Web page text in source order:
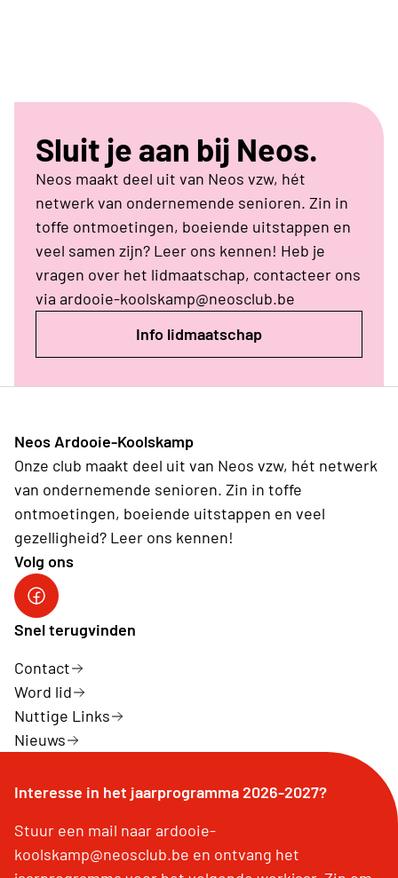
Sluit je aan bij Neos.
Neos maakt deel uit van Neos vzw, hét
netwerk van ondernemende senioren. Zin in
toffe ontmoetingen, boeiende uitstappen en
veel samen zijn? Leer ons kennen! Heb je
vragen over het lidmaatschap, contacteer ons
via ardooie-koolskamp@neosclub.be
Info lidmaatschap
Neos Ardooie-Koolskamp
Onze club maakt deel uit van Neos vzw, hét netwerk
van ondernemende senioren. Zin in toffe
ontmoetingen, boeiende uitstappen en veel
gezelligheid? Leer ons kennen!
Volg ons
Neos Ardooie-Koolskamp
Snel terugvinden
Contact
Word lid
Nuttige Links
Nieuws
Interesse in het jaarprogramma 2026-2027?
Stuur een mail naar ardooie-
koolskamp@neosclub.be en ontvang het